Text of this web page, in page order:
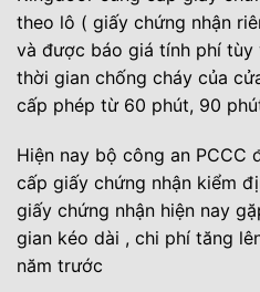
theo lô ( giấy chứng nhận
và được báo giá tính phí tùy
thời gian chống cháy của
cấp phép từ 60 phút, 90
Hiện nay bộ công an PCCC
cấp giấy chứng nhận kiểm
giấy chứng nhận hiện nay
gian kéo dài , chi phí tăng
năm trước